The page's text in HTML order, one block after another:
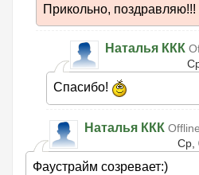
Прикольно, поздравляю!!!
Наталья ККК
Спасибо!
Наталья ККК Offline
Ср,
Фаустрайм созревает:)